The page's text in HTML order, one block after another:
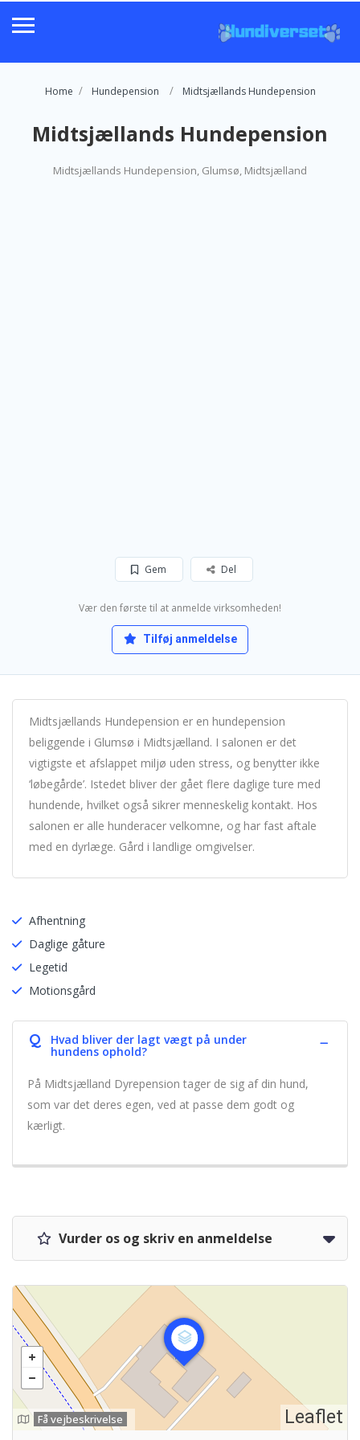
Home Hundepension Midtsjællands Hundepension
Midtsjællands Hundepension
Midtsjællands Hundepension, Glumsø, Midtsjælland
Gem Del
Vær den første til at anmelde virksomheden!
Tilføj anmeldelse
Midtsjællands Hundepension er en hundepension
beliggende i Glumsø i Midtsjælland. I salonen er det
vigtigste et afslappet miljø uden stress, og benytter ikke
‘løbegårde’. Istedet bliver der gået flere daglige ture med
hundende, hvilket også sikrer menneskelig kontakt. Hos
salonen er alle hunderacer velkomne, og har fast aftale
med en dyrlæge. Gård i landlige omgivelser.
Afhentning
Daglige gåture
Legetid
Motionsgård
Q Hvad bliver der lagt vægt på under
hundens ophold?
På Midtsjælland Dyrepension tager de sig af din hund,
som var det deres egen, ved at passe dem godt og
kærligt.
Vurder os og skriv en anmeldelse
Leaflet
Få vejbeskrivelse